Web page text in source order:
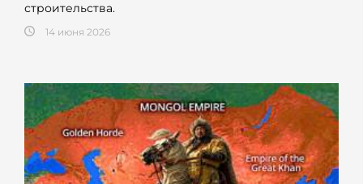
строительства.
14 июня 2026